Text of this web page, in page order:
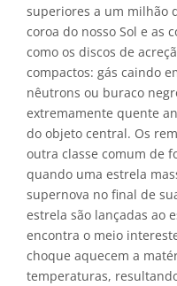
superiores a um milhão
coroa do nosso Sol e as
como os discos de
compactos: gás caindo
nêutrons ou buraco
extremamente quente
do objeto central. Os
outra classe comum de
quando uma estrela
supernova no final de
estrela são lançadas ao
encontra o meio
choque aquecem a
temperaturas,